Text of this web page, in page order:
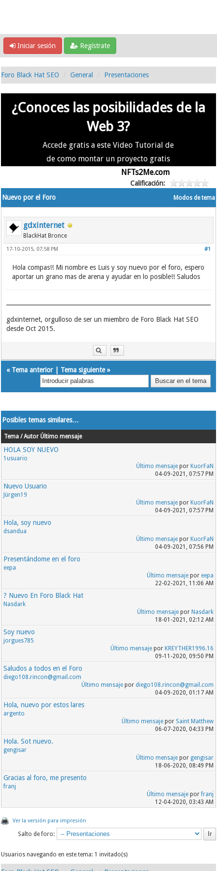
Iniciar sesión Regístrate
Foro Black Hat SEO General Presentaciones
¿Conoces las posibilidades de la
Web 3?
Accede gratis a este Video Tutorial de
de como montar un proyecto gratis
NFTs2Me.com
Calificación:
Modos de tema
Nuevo por el Foro
gdxinternet
BlackHat Bronce
#1
17-10-2015, 07:58 PM
Hola compas!! Mi nombre es Luis y soy nuevo por el foro, espero
aportar un grano mas de arena y ayudar en lo posible!! Saludos
gdxinternet, orgulloso de ser un miembro de Foro Black Hat SEO
desde Oct 2015.
« Tema anterior| Tema siguiente»
Posibles temas similares…
Tema / Autor Último mensaje
HOLA SOY NUEVO
1usuario
Último mensajepor KuorFaN
04-09-2021, 07:57 PM
Nuevo Usuario
Jürgen19
Último mensajepor KuorFaN
04-09-2021, 07:57 PM
Hola, soy nuevo
dsandua
Último mensajepor KuorFaN
04-09-2021, 07:56 PM
Presentándome en el foro
eepa
Último mensajepor eepa
22-02-2021, 11:06 AM
? Nuevo En Foro Black Hat
Nasdark
Último mensajepor Nasdark
18-01-2021, 02:12 AM
Soy nuevo
jorgues785
Último mensajepor KREYTHER1996.16
09-11-2020, 09:50 PM
Saludos a todos en el Foro
diego108.rincon@gmail.com
Último mensajepor diego108.rincon@gmail.com
04-09-2020, 01:17 AM
Hola, nuevo por estos lares
argento
Último mensajepor Saint Matthew
06-07-2020, 04:33 PM
Hola. Sot nuevo.
gengisar
Último mensajepor gengisar
18-06-2020, 08:49 PM
Gracias al foro, me presento
franj
Último mensajeporfranj
12-04-2020, 03:43 AM
Ver la versión para impresión
Salto de foro:
Usuarios navegando en este tema: 1 invitado(s)